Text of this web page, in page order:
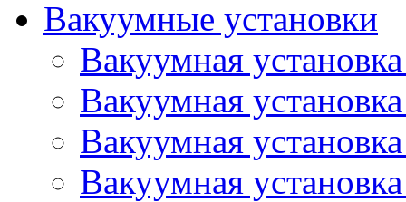
Вакуумные установки
Вакуумная
Вакуумная
Вакуумная
Вакуумная